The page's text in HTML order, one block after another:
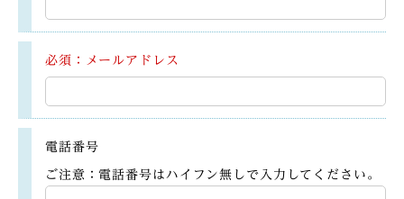
必須：メールアドレス
電話番号
ご注意：電話番号はハイフン無しで入力してください。